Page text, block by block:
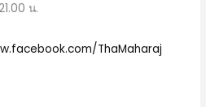
น.
ThaMaharaj